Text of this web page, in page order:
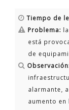
Tiempo de
Problema:
está
de
alarmante,
aumento